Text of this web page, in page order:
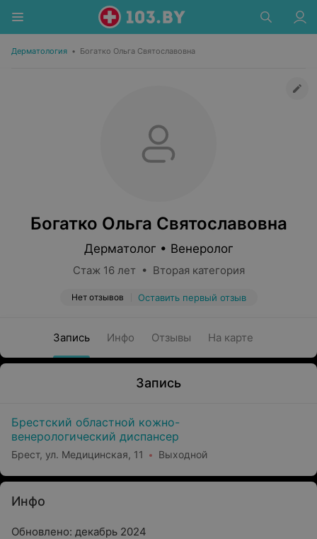
Дерматология • Богатко Ольга Святославовна
Богатко Ольга Святославовна
Дерматолог • Венеролог
Стаж 16 лет • Вторая категория
Нет отзывов Оставить первый отзыв
Запись Инфо Отзывы На карте
Запись
Брестский областной кожно-
венерологический диспансер
Брест, ул. Медицинская, 11 Выходной
Инфо
Обновлено: декабрь 2024